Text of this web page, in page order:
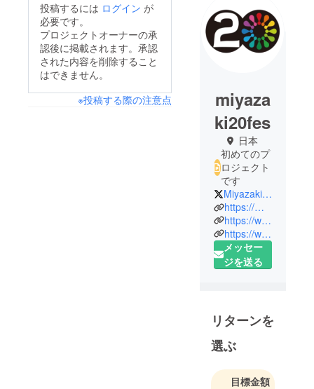
投稿するには ログイン が
必要です。
プロジェクトオーナーの承
認後に掲載されます。承認
された内容を削除すること
はできません。
※投稿する際の注意点
miyaza
ki20fes
日本
初めてのプ
ロジェクト
です
Miyazaki_20fes
https://miyazaki20fes.com/
https://www.instagram.com/miyazaki_20fes/
https://www.facebook.com/Miyazaki-20Fes-101156472125052/
メッセー
ジを送る
リターンを
選ぶ
目標金額